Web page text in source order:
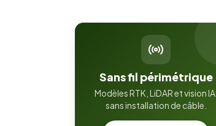
Sans fil périmétrique
Modèles RTK, LiDAR et vision IA,
sans installation de câble.